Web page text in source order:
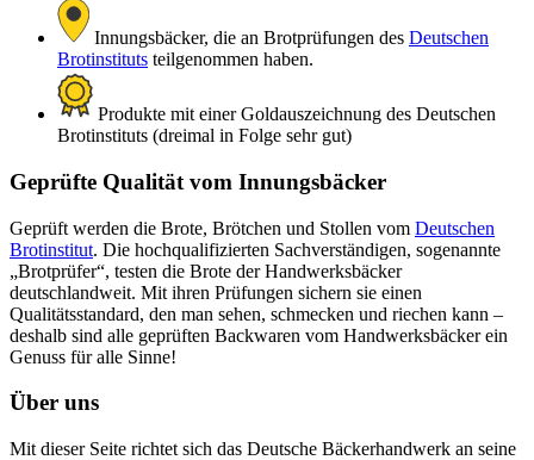
Innungsbäcker, die an Brotprüfungen des Deutschen
Brotinstituts teilgenommen haben.
Produkte mit einer Goldauszeichnung des Deutschen
Brotinstituts (dreimal in Folge sehr gut)
Geprüfte Qualität vom Innungsbäcker
Geprüft werden die Brote, Brötchen und Stollen vom Deutschen
Brotinstitut. Die hochqualifizierten Sachverständigen, sogenannte
„Brotprüfer“, testen die Brote der Handwerksbäcker
deutschlandweit. Mit ihren Prüfungen sichern sie einen
Qualitätsstandard, den man sehen, schmecken und riechen kann –
deshalb sind alle geprüften Backwaren vom Handwerksbäcker ein
Genuss für alle Sinne!
Über uns
Mit dieser Seite richtet sich das Deutsche Bäckerhandwerk an seine